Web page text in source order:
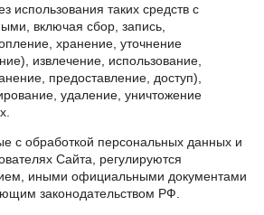
использования таких средств с
включая сбор, запись,
хранение, уточнение
извлечение, использование,
предоставление, доступ),
удаление, уничтожение
с обработкой персональных данных и
Сайта, регулируются
иными официальными документами
законодательством РФ.